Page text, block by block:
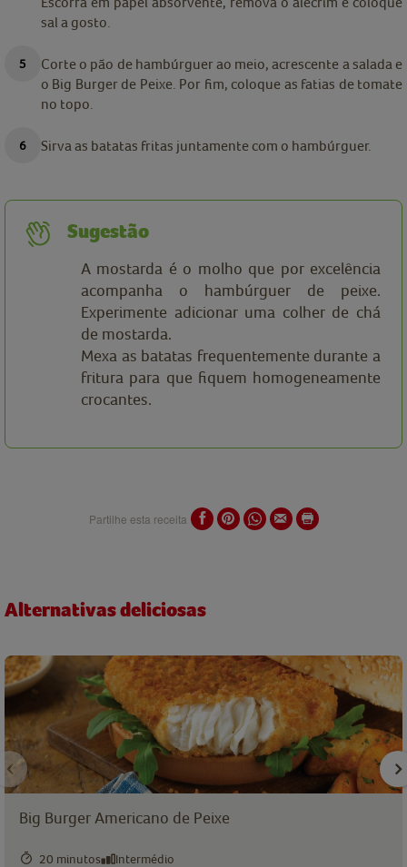
sal a gosto.
Corte o pão de hambúrguer ao meio, acrescente a salada e
o Big Burger de Peixe. Por fim, coloque as fatias de tomate
no topo.
Sirva as batatas fritas juntamente com o hambúrguer.
Sugestão
A mostarda é o molho que por excelência
acompanha o hambúrguer de peixe.
Experimente adicionar uma colher de chá
de mostarda.
Mexa as batatas frequentemente durante a
fritura para que fiquem homogeneamente
crocantes.
Partilhe esta receita
Alternativas deliciosas
Big Burger Americano de Peixe
20 minutos Intermédio